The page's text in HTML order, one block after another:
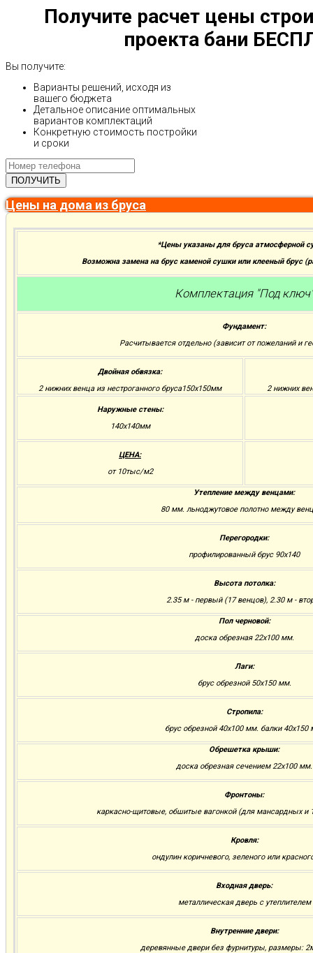
Получите расчет цены
проекта бани
Вы получите:
Варианты решений, исходя из
вашего бюджета
Детальное описание оптимальных
вариантов комплектаций
Конкретную стоимость постройки
и сроки
Цены на дома из бруса
*Цены указаны для бруса атмосферной
Возможна замена на брус каменой сушки или клееный брус
Комплектация "Под ключ"
Фундамент:
Расчитывается отдельно (зависит от пожеланий и
Двойная обвязка:
2 нижних венца из нестроганного бруса150х150мм
2 нижних
Наружные стены:
140х140мм
ЦЕНА:
от 10тыс/м2
Утепление между венцами:
80 мм. льноджутовое полотно между
Перегородки:
профилированный брус 90х140
Высота потолка:
2.35 м - первый (17 венцов), 2.30 м -
Пол черновой:
доска обрезная 22х100 мм.
Лаги:
брус обрезной 50х150 мм.
Стропила:
брус обрезной 40х100 мм. балки 40х150
Обрешетка крыши:
доска обрезная сечением 22х100 мм.
Фронтоны:
каркасно-щитовые, обшитые вагонкой (для мансардных и
Кровля:
ондулин коричневого, зеленого или
Входная дверь:
металлическая дверь с утеплителем
Внутренние двери:
деревянные двери без фурнитуры, размеры: